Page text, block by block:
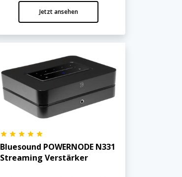
Jetzt ansehen
Bluesound POWERNODE N331
Streaming Verstärker